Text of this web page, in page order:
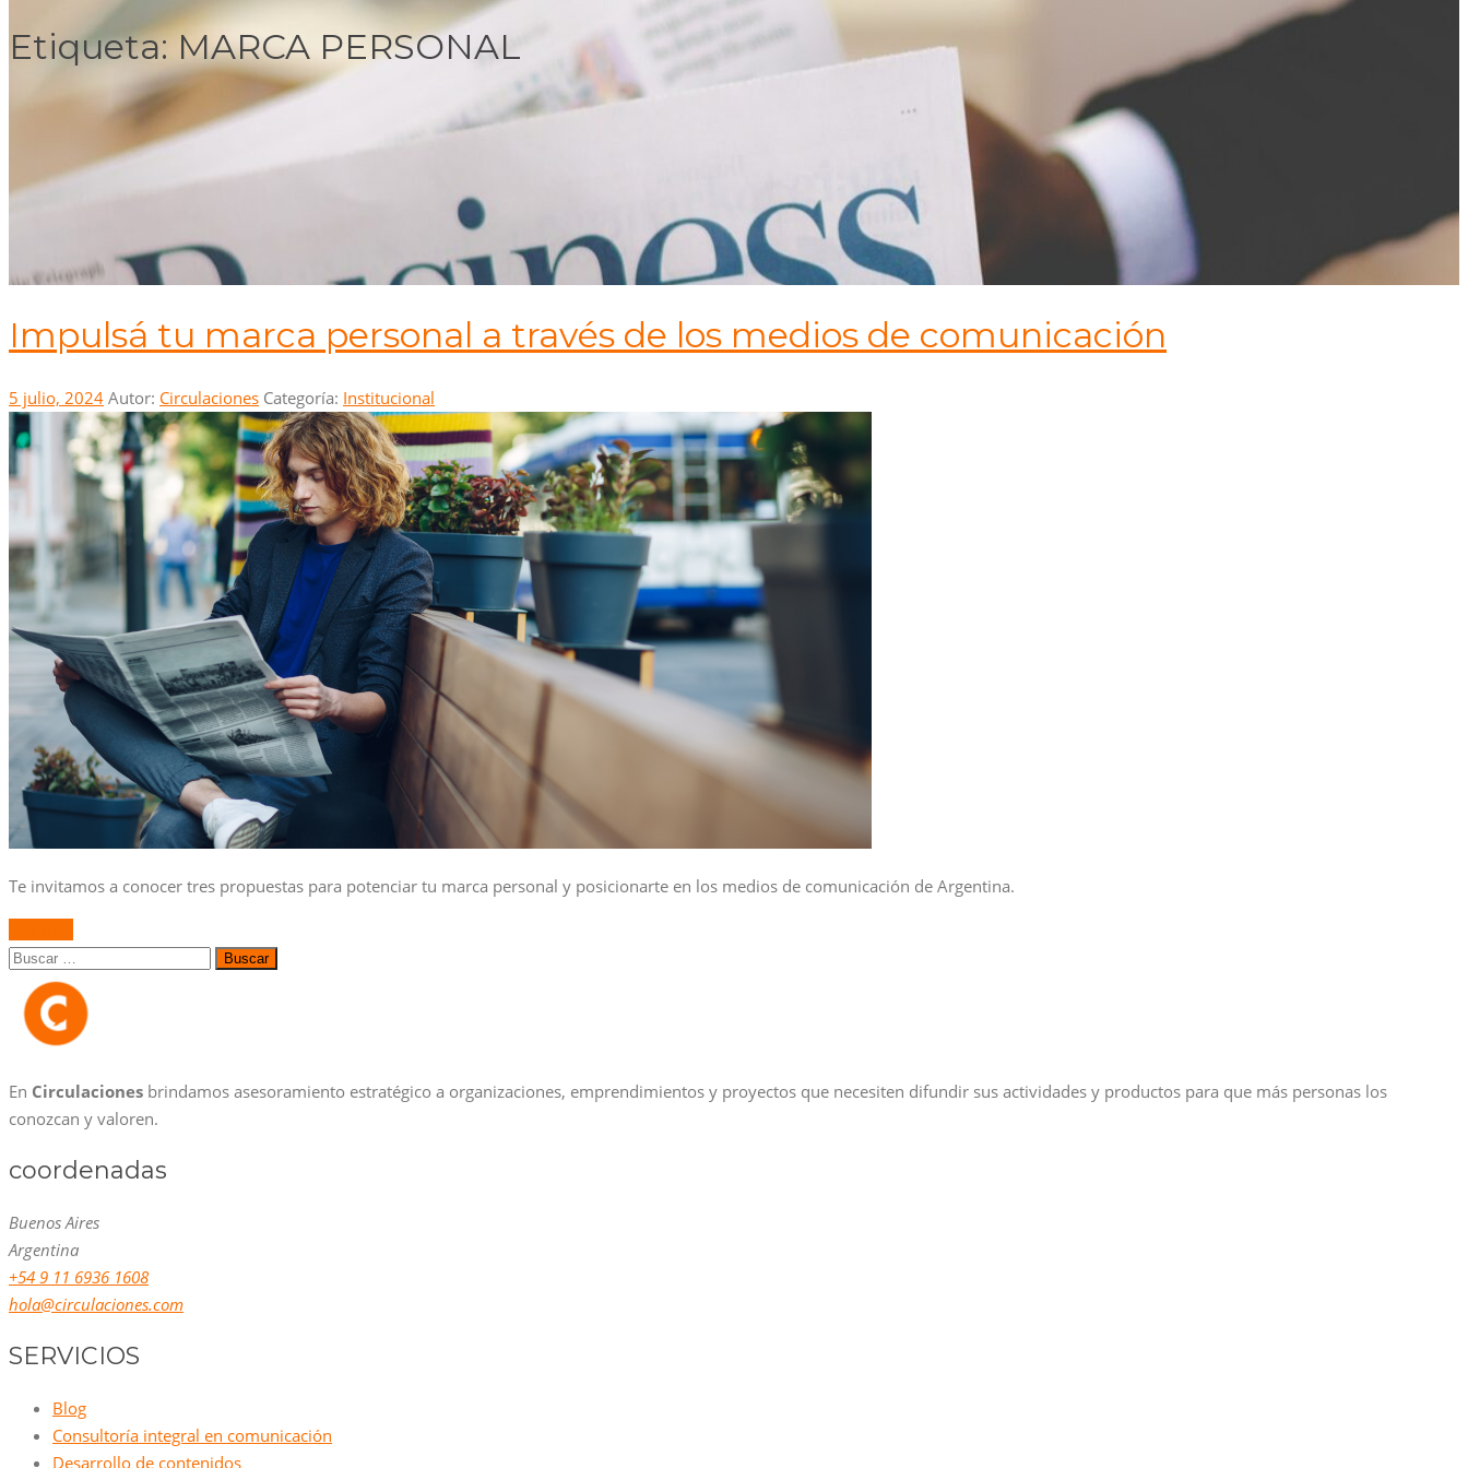
Etiqueta: MARCA PERSONAL
Impulsá tu marca personal a través de los medios de comunicación
5 julio, 2024 Autor: Circulaciones Categoría: Institucional
Te invitamos a conocer tres propuestas para potenciar tu marca personal y posicionarte en los medios de comunicación de Argentina.
Buscar:
En Circulaciones brindamos asesoramiento estratégico a organizaciones, emprendimientos y proyectos que necesiten difundir sus actividades y productos para que más personas los
conozcan y valoren.
coordenadas
Buenos Aires
Argentina
+54 9 11 6936 1608
hola@circulaciones.com
SERVICIOS
Blog
Consultoría integral en comunicación
Desarrollo de contenidos